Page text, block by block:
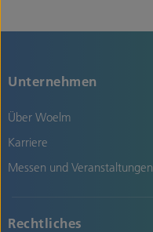
Unternehmen
Über Woelm
Karriere
Messen und Veranstaltungen
Rechtliches